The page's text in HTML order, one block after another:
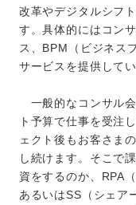
改革やデジタルシフ
す。具体的にはコン
ス、BPM（ビジネス
サービスを提供してい
一般的なコンサル
ト予算で仕事を受注
ェクト後もお客さま
し続けます。そこで
資をするのか、RPA
あるいはSS（シェア